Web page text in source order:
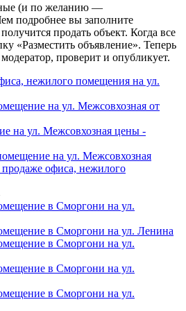
(и по желанию —
подробнее вы заполните
продать объект. Когда все
«Разместить объявление». Теперь
проверит и опубликует.
нежилого помещения на ул.
на ул. Межсовхозная от
на ул. Межсовхозная цены -
на ул. Межсовхозная
продаже офиса, нежилого
в Сморгони на ул.
в Сморгони на ул. Ленина
в Сморгони на ул.
в Сморгони на ул.
в Сморгони на ул.